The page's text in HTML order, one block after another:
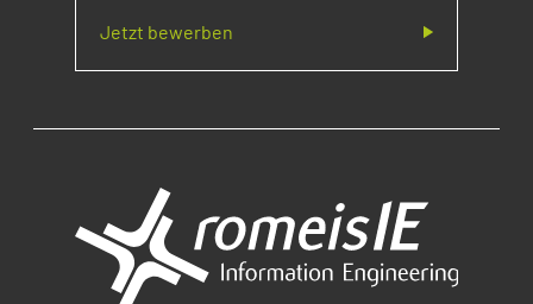
Jetzt bewerben